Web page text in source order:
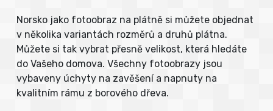
Norsko jako fotoobraz na plátně si můžete objednat
v několika variantách rozměrů a druhů plátna.
Můžete si tak vybrat přesně velikost, která hledáte
do Vašeho domova. Všechny fotoobrazy jsou
vybaveny úchyty na zavěšení a napnuty na
kvalitním rámu z borového dřeva.